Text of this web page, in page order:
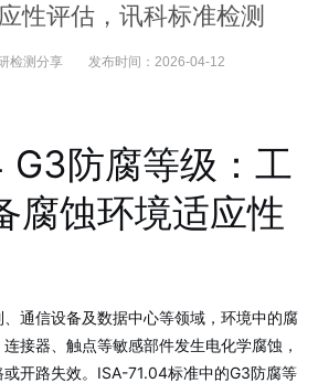
性评估，讯科标准检测
检测分享 发布时间： 2026-04-12
G3防腐等级：工
腐蚀环境适应性
通信设备及数据中心等领域，环境中的腐
接器、触点等敏感部件发生电化学腐蚀，
开路失效。ISA-71.04标准中的G3防腐等